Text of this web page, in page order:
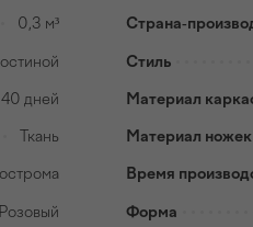
0,3 м³ Страна-
Стиль
дней Материал
Ткань Материал ножек
Время
Розовый Форма